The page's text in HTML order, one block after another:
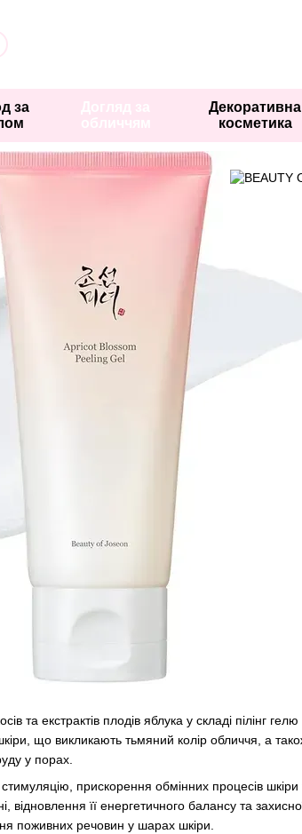
за
Декоративна
косметика
та екстрактів плодів яблука у складі пілінг
що викликають тьмяний колір обличчя, а
у порах.
прискорення обмінних процесів шкіри
відновлення її енергетичного балансу та
поживних речовин у шарах шкіри.